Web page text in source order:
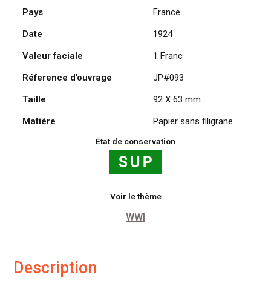
Des
SÉVRES
(79)
Janv.
Pays
France
Date
1924
Valeur faciale
1 Franc
Réference d'ouvrage
JP#093
Taille
92 X 63 mm
Matiére
Papier sans filigrane
État de conservation
Voir le thème
WWI
Description